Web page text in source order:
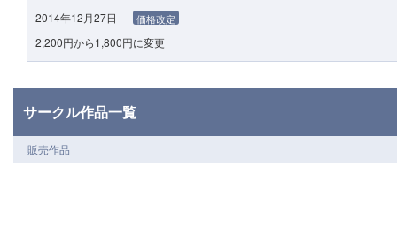
2014年12月27日 価格改定
2,200円から1,800円に変更
サークル作品一覧
販売作品